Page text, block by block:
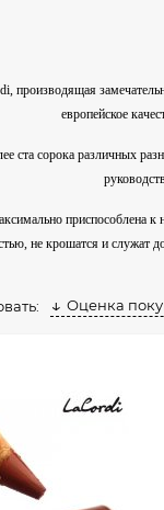
производящая
европейское
ста сорока различных
приспособлена
не крошатся и служат
Оценка